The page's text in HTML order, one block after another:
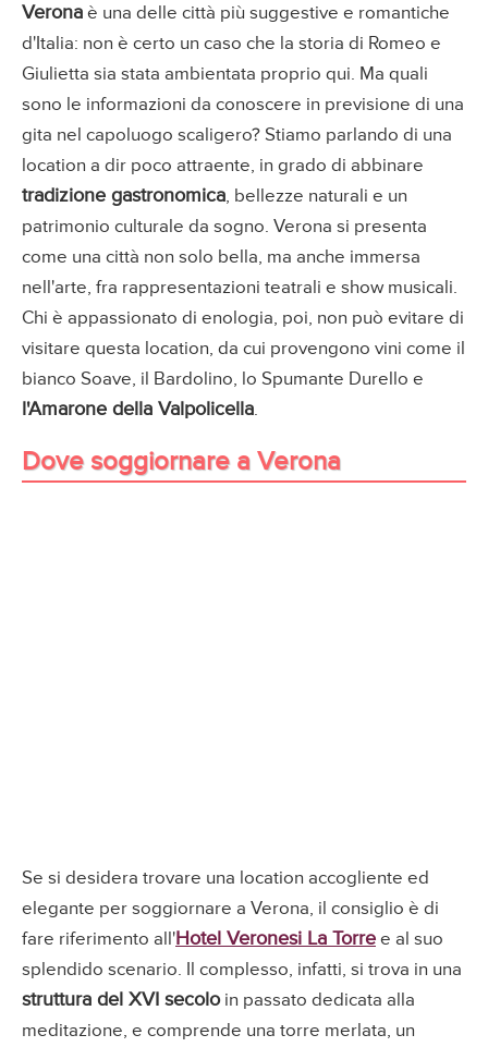
Verona è una delle città più suggestive e romantiche
d'Italia: non è certo un caso che la storia di Romeo e
Giulietta sia stata ambientata proprio qui. Ma quali
sono le informazioni da conoscere in previsione di una
gita nel capoluogo scaligero? Stiamo parlando di una
location a dir poco attraente, in grado di abbinare
tradizione gastronomica, bellezze naturali e un
patrimonio culturale da sogno. Verona si presenta
come una città non solo bella, ma anche immersa
nell'arte, fra rappresentazioni teatrali e show musicali.
Chi è appassionato di enologia, poi, non può evitare di
visitare questa location, da cui provengono vini come il
bianco Soave, il Bardolino, lo Spumante Durello e
l'Amarone della Valpolicella.
Dove soggiornare a Verona
Se si desidera trovare una location accogliente ed
elegante per soggiornare a Verona, il consiglio è di
fare riferimento all'Hotel Veronesi La Torre e al suo
splendido scenario. Il complesso, infatti, si trova in una
struttura del XVI secoloin passato dedicata alla
meditazione, e comprende una torre merlata, un